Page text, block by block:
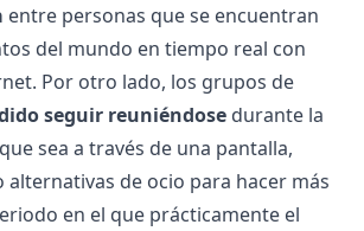
entre personas que se encuentran
del mundo en tiempo real con
Por otro lado, los grupos de
seguir reuniéndose durante la
sea a través de una pantalla,
de ocio para hacer más
en el que prácticamente el